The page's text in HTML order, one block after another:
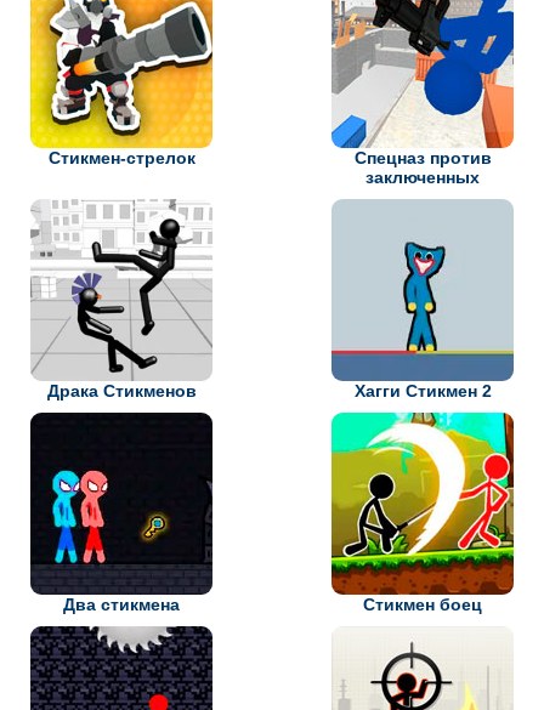
Стикмен-стрелок
Спецназ против
заключенных
Драка Стикменов Хагги Стикмен 2
Два стикмена Стикмен боец